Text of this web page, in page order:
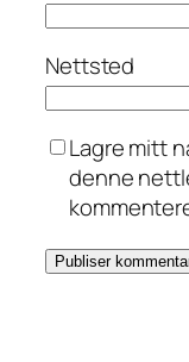
Nettsted
Lagre mitt
denne